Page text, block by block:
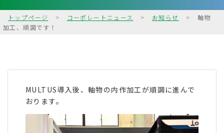
トップページ > コーポレートニュース > お知らせ >
軸物
加工、順調です！
MULTUS導入後、軸物の内作加工が順調に進んで
おります。